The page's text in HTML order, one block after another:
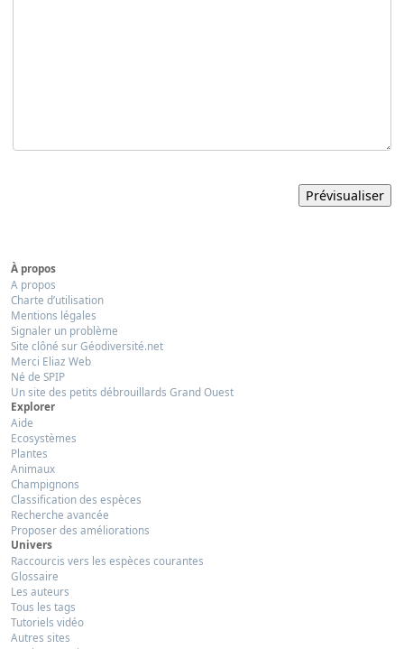
À propos
A propos
Charte d’utilisation
Mentions légales
Signaler un problème
Site clôné sur Géodiversité.net
Merci Eliaz Web
Né de SPIP
Un site des petits débrouillards Grand Ouest
Explorer
Aide
Ecosystèmes
Plantes
Animaux
Champignons
Classification des espèces
Recherche avancée
Proposer des améliorations
Univers
Raccourcis vers les espèces courantes
Glossaire
Les auteurs
Tous les tags
Tutoriels vidéo
Autres sites